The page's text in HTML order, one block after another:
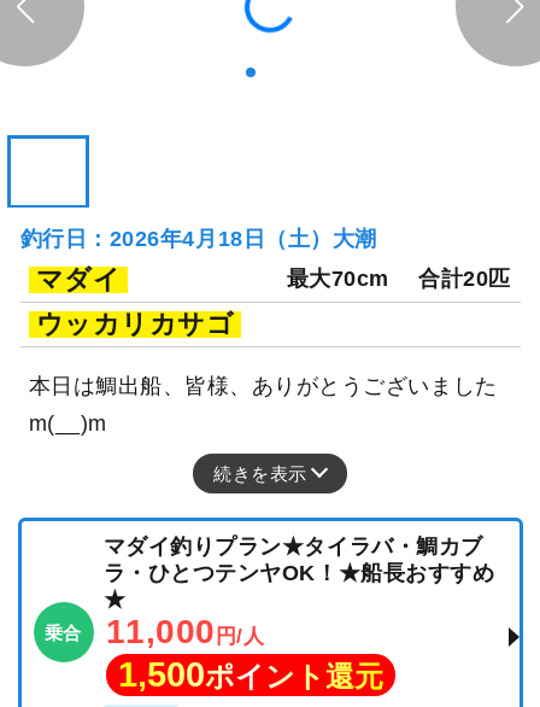
釣行日：2026年4月18日（土）大潮
マダイ 最大70cm 合計20匹
ウッカリカサゴ
本日は鯛出船、皆様、ありがとうございました
m(__)m
続きを表示
乗合
マダイ釣りプラン★タイラバ・鯛カブ
ラ・ひとつテンヤOK！★船長おすすめ
★
11,000 円/人
1,500ポイント還元